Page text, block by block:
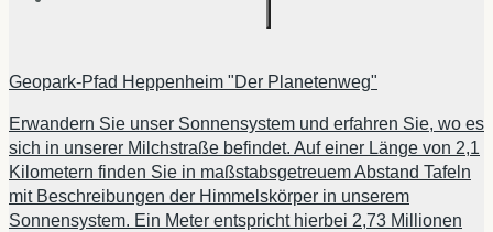
Geopark-Pfad Heppenheim "Der Planetenweg"
Erwandern Sie unser Sonnensystem und erfahren Sie, wo es
sich in unserer Milchstraße befindet. Auf einer Länge von 2,1
Kilometern finden Sie in maßstabsgetreuem Abstand Tafeln
mit Beschreibungen der Himmelskörper in unserem
Sonnensystem. Ein Meter entspricht hierbei 2,73 Millionen